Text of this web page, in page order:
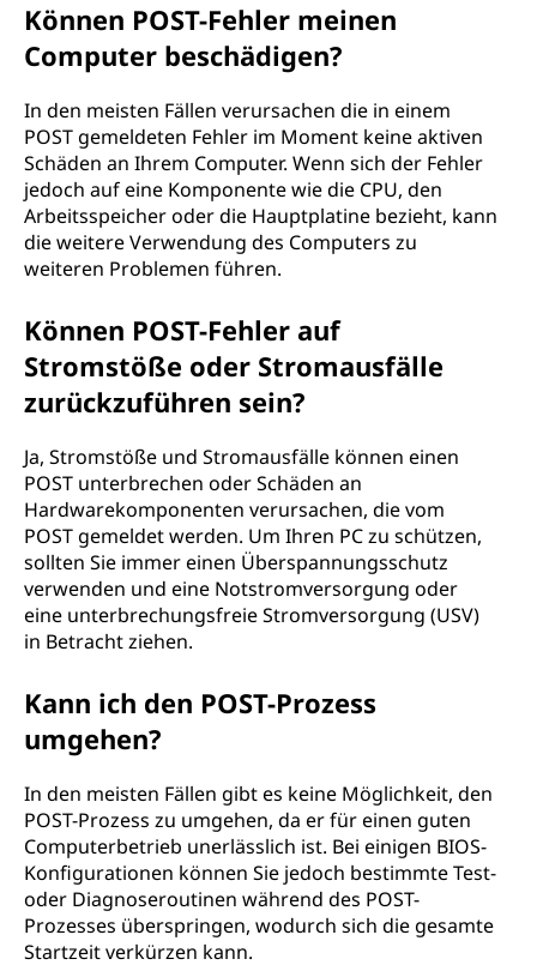
Können POST-Fehler meinen
Computer beschädigen?
In den meisten Fällen verursachen die in einem
POST gemeldeten Fehler im Moment keine aktiven
Schäden an Ihrem Computer. Wenn sich der Fehler
jedoch auf eine Komponente wie die CPU, den
Arbeitsspeicher oder die Hauptplatine bezieht, kann
die weitere Verwendung des Computers zu
weiteren Problemen führen.
Können POST-Fehler auf
Stromstöße oder Stromausfälle
zurückzuführen sein?
Ja, Stromstöße und Stromausfälle können einen
POST unterbrechen oder Schäden an
Hardwarekomponenten verursachen, die vom
POST gemeldet werden. Um Ihren PC zu schützen,
sollten Sie immer einen Überspannungsschutz
verwenden und eine Notstromversorgung oder
eine unterbrechungsfreie Stromversorgung (USV)
in Betracht ziehen.
Kann ich den POST-Prozess
umgehen?
In den meisten Fällen gibt es keine Möglichkeit, den
POST-Prozess zu umgehen, da er für einen guten
Computerbetrieb unerlässlich ist. Bei einigen BIOS-
Konfigurationen können Sie jedoch bestimmte Test-
oder Diagnoseroutinen während des POST-
Prozesses überspringen, wodurch sich die gesamte
Startzeit verkürzen kann.